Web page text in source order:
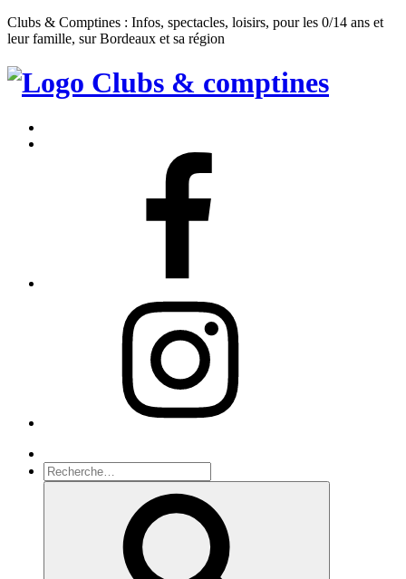
Clubs & Comptines : Infos, spectacles, loisirs, pour les 0/14 ans et
leur famille, sur Bordeaux et sa région
Clubs
Comptines
Recherche
pour